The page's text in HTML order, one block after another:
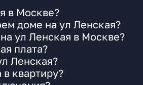
в Москве?
доме на ул Ленская?
ул Ленская в Москве?
плата?
Ленская?
квартиру?